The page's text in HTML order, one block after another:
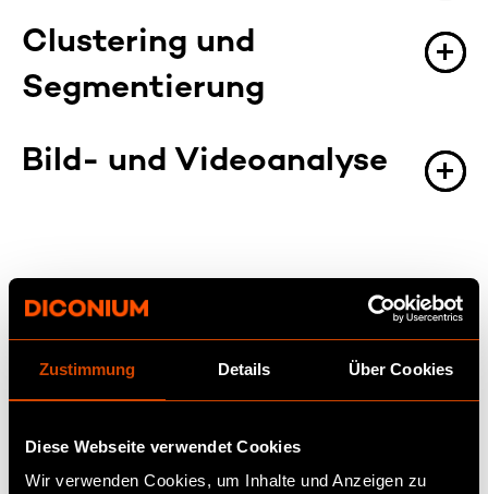
Zustimmung Details Über Cookies
Diese Webseite verwendet Cookies
Wir verwenden Cookies, um Inhalte und Anzeigen zu
Clustering und
Segmentierung
Bild- und Videoanalyse